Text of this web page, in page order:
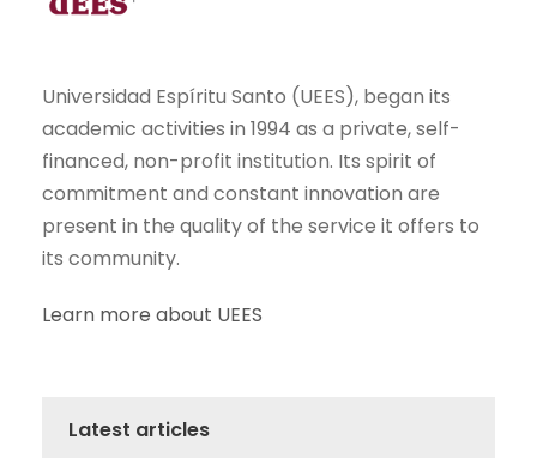
Universidad Espíritu Santo (UEES), began its
academic activities in 1994 as a private, self-
financed, non-profit institution. Its spirit of
commitment and constant innovation are
present in the quality of the service it offers to
its community.
Learn more about UEES
Latest articles